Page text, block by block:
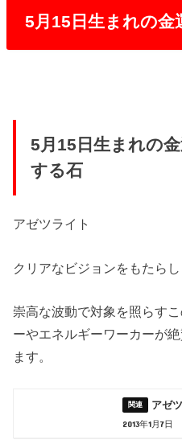
5月15日生まれの金
5月15日生まれの
する石
アゼツライト
クリアなビジョンをもたらし
崇高な波動で対象を照らす
ーやエネルギーワーカーが
ます。
アゼ
2013年1月7日